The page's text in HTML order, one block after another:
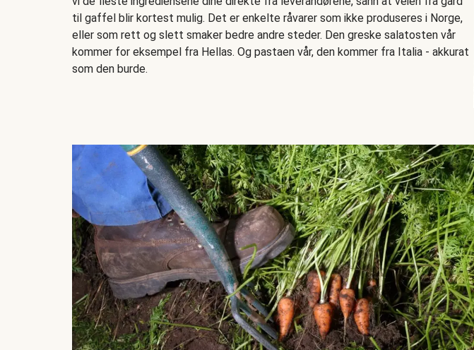
til gaffel blir kortest mulig. Det er enkelte råvarer som ikke produseres i Norge,
eller som rett og slett smaker bedre andre steder. Den greske salatosten vår
kommer for eksempel fra Hellas. Og pastaen vår, den kommer fra Italia - akkurat
som den burde.